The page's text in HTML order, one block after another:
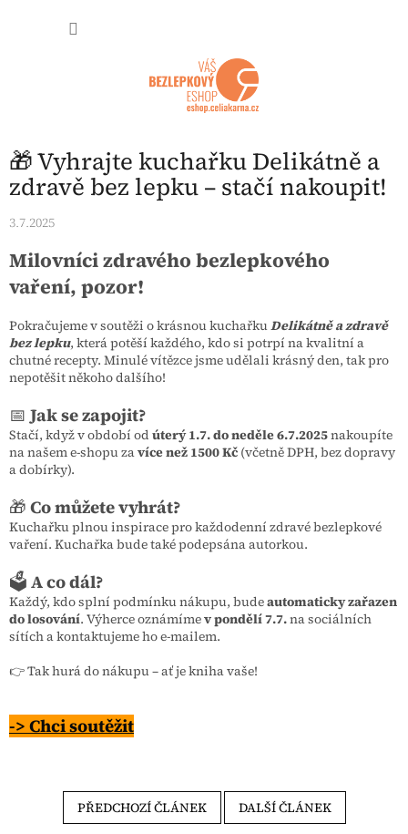
🎁 Vyhrajte kuchařku Delikátně a
zdravě bez lepku – stačí nakoupit!
3.7.2025
Milovníci zdravého bezlepkového
vaření, pozor!
Pokračujeme v soutěži o krásnou kuchařkuDelikátně a zdravě
bez lepku, která potěší každého, kdo si potrpí na kvalitní a
chutné recepty. Minulé vítězce jsme udělali krásný den, tak pro
nepotěšit někoho dalšího!
📅 Jak se zapojit?
Stačí, když v období od úterý 1.7. do neděle 6.7.2025nakoupíte
na našem e-shopu zavíce než 1500 Kč (včetně DPH, bez dopravy
a dobírky).
🎁 Co můžete vyhrát?
Kuchařku plnou inspirace pro každodenní zdravé bezlepkové
vaření. Kuchařka bude také podepsána autorkou.
🗳️ A co dál?
Každý, kdo splní podmínku nákupu, budeautomaticky zařazen
do losování. Výherce oznámímev pondělí 7.7.na sociálních
sítích a kontaktujeme ho e-mailem.
👉 Tak hurá do nákupu – ať je kniha vaše!
-> Chci soutěžit
PŘEDCHOZÍ ČLÁNEK DALŠÍ ČLÁNEK